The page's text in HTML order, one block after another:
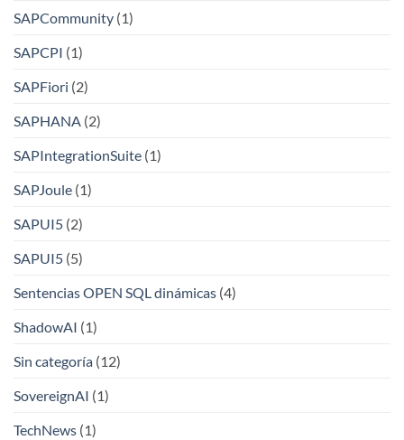
SAPCommunity (1)
SAPCPI (1)
SAPFiori (2)
SAPHANA (2)
SAPIntegrationSuite (1)
SAPJoule (1)
SAPUI5 (2)
SAPUI5 (5)
Sentencias OPEN SQL dinámicas (4)
ShadowAI (1)
Sin categoría (12)
SovereignAI (1)
TechNews (1)